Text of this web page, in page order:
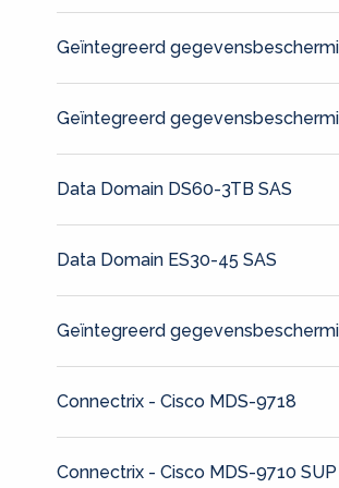
Geïntegreerd
Geïntegreerd
Data Domain DS60-3TB SAS
Data Domain ES30-45 SAS
Geïntegreerd
Connectrix - Cisco MDS-9718
Connectrix - Cisco MDS-9710 SUP